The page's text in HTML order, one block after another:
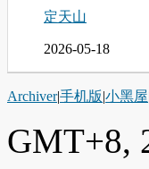
定天山
2026-05-18
Archiver|手机版|小黑屋
GMT+8,